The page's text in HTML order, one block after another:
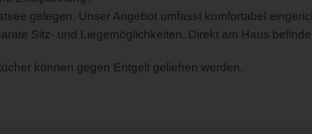
gelegen. Unser Angebot umfasst komfortabel
Sitz- und Liegemöglichkeiten. Direkt am Haus
können gegen Entgelt geliehen werden.